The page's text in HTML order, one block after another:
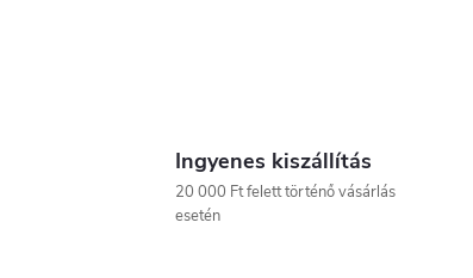
Ingyenes kiszállítás
20 000 Ft felett történő vásárlás
esetén